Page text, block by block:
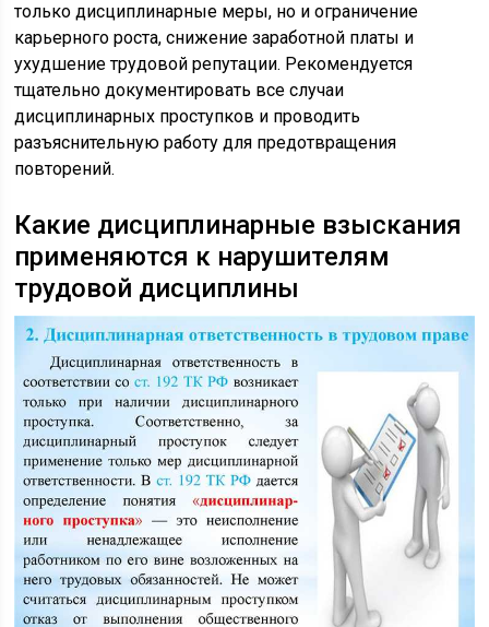
только дисциплинарные меры, но и ограничение
карьерного роста, снижение заработной платы и
ухудшение трудовой репутации. Рекомендуется
тщательно документировать все случаи
дисциплинарных проступков и проводить
разъяснительную работу для предотвращения
повторений.
Какие дисциплинарные взыскания
применяются к нарушителям
трудовой дисциплины